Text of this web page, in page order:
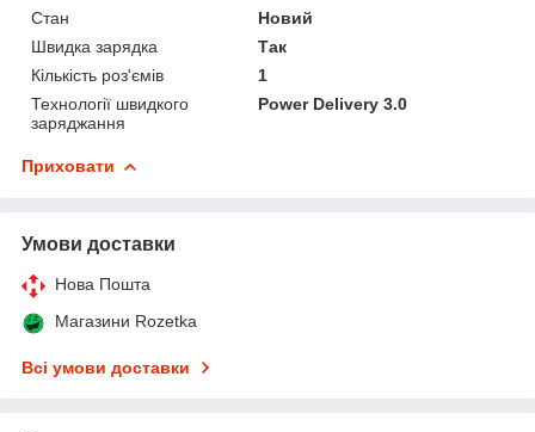
Стан
Новий
Швидка зарядка
Так
Кількість роз'ємів
1
Технології швидкого
заряджання
Power Delivery 3.0
Приховати
Умови доставки
Нова Пошта
Магазини Rozetka
Всі умови доставки